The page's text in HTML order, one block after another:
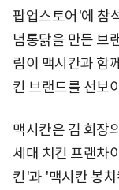
팝업스토어'에 참
념통닭을 만든 브
림이 맥시칸과 함
킨 브랜드를 선보
맥시칸은 김 회장
세대 치킨 프랜차
킨'과 '맥시칸 봉